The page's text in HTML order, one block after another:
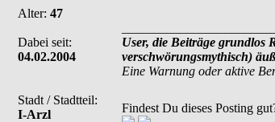
Alter: 47
Dabei seit:
04.02.2004
Stadt / Stadtteil:
I-Arzl
User, die Beiträge grundlos
verschwörungsmythisch)
Eine Warnung oder aktive
Findest Du dieses Posting